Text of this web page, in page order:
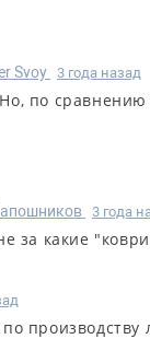
Svoy 3 года назад
по сравнению
3 года
за какие
производству